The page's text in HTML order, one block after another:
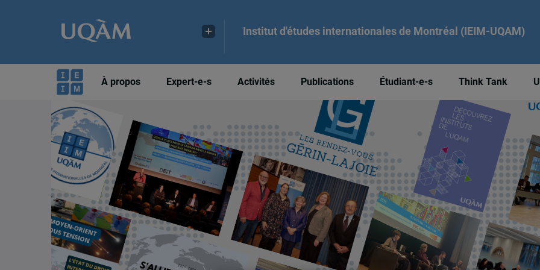
Institut d'études internationales de Montréal (IEIM-UQAM)
À propos Expert-e-s Activités Publications Étudiant-e-s Think Tank